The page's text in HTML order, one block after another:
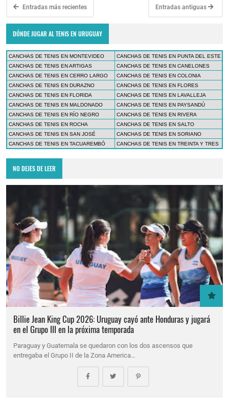
Entradas más recientes Entradas antiguas
DÓNDE JUGAR AL TENIS EN URUGUAY
CANCHAS DE TENIS EN MONTEVIDEO
CANCHAS DE TENIS EN PUNTA DEL ESTE
CANCHAS DE TENIS EN ARTIGAS
CANCHAS DE TENIS EN CANELONES
CANCHAS DE TENIS EN CERRO LARGO
CANCHAS DE TENIS EN COLONIA
CANCHAS DE TENIS EN DURAZNO
CANCHAS DE TENIS EN FLORES
CANCHAS DE TENIS EN FLORIDA
CANCHAS DE TENIS EN LAVALLEJA
CANCHAS DE TENIS EN MALDONADO
CANCHAS DE TENIS EN PAYSANDÚ
CANCHAS DE TENIS EN RÍO NEGRO
CANCHAS DE TENIS EN RIVERA
CANCHAS DE TENIS EN ROCHA
CANCHAS DE TENIS EN SALTO
CANCHAS DE TENIS EN SAN JOSÉ
CANCHAS DE TENIS EN SORIANO
CANCHAS DE TENIS EN TACUAREMBÓ
CANCHAS DE TENIS EN TREINTA Y TRES
NO DEJES DE LEER
Billie Jean King Cup 2026: Uruguay cayó ante Honduras y jugará
en el Grupo III en la próxima temporada
Paraguay y Guatemala se quedaron con los dos ascensos que
entregaba el Grupo II de la Zona America…